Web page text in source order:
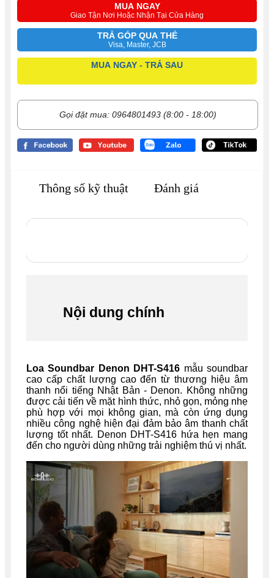
MUA NGAY
Giao Tận Nơi Hoặc Nhận Tại Cửa Hàng
TRẢ GÓP QUA THẺ
Visa, Master, JCB
MUA NGAY - TRẢ SAU
Gọi đặt mua: 0964801493 (8:00 - 18:00)
Thông số kỹ thuật Đánh giá
Nội dung chính
Loa Soundbar Denon DHT-S416 mẫu soundbar
cao cấp chất lượng cao đến từ thương hiệu âm
thanh nổi tiếng Nhật Bản - Denon. Không những
được cải tiến về mặt hình thức, nhỏ gọn, mỏng nhẹ
phù hợp với mọi không gian, mà còn ứng dụng
nhiều công nghệ hiện đại đảm bảo âm thanh chất
lượng tốt nhất. Denon DHT-S416 hứa hẹn mang
đến cho người dùng những trải nghiệm thú vị nhất.